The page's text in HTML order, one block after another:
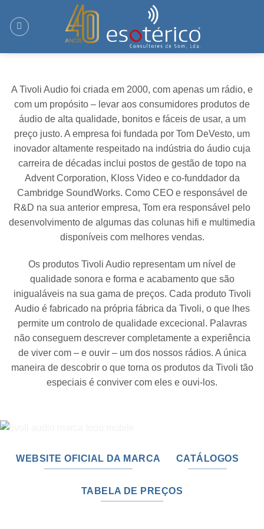
content
A Tivoli Audio foi criada em 2000, com apenas um rádio, e
com um propósito – levar aos consumidores produtos de
áudio de alta qualidade, bonitos e fáceis de usar, a um
preço justo. A empresa foi fundada por Tom DeVesto, um
inovador altamente respeitado na indústria do áudio cuja
carreira de décadas inclui postos de gestão de topo na
Advent Corporation, Kloss Video e co-funddador da
Cambridge SoundWorks. Como CEO e responsável de
R&D na sua anterior empresa, Tom era responsável pelo
desenvolvimento de algumas das colunas hifi e multimedia
disponíveis com melhores vendas.
Os produtos Tivoli Audio representam um nível de
qualidade sonora e forma e acabamento que são
inigualáveis na sua gama de preços. Cada produto Tivoli
Audio é fabricado na própria fábrica da Tivoli, o que lhes
permite um controlo de qualidade excecional. Palavras
não conseguem descrever completamente a experiência
de viver com – e ouvir – um dos nossos rádios. A única
maneira de descobrir o que torna os produtos da Tivoli tão
especiais é conviver com eles e ouvi-los.
WEBSITE OFICIAL DA MARCA CATÁLOGOS
TABELA DE PREÇOS